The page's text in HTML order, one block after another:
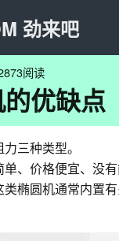
劲来吧
阅读
优缺点
三种类型。
价格便宜、没
椭圆机通常内置